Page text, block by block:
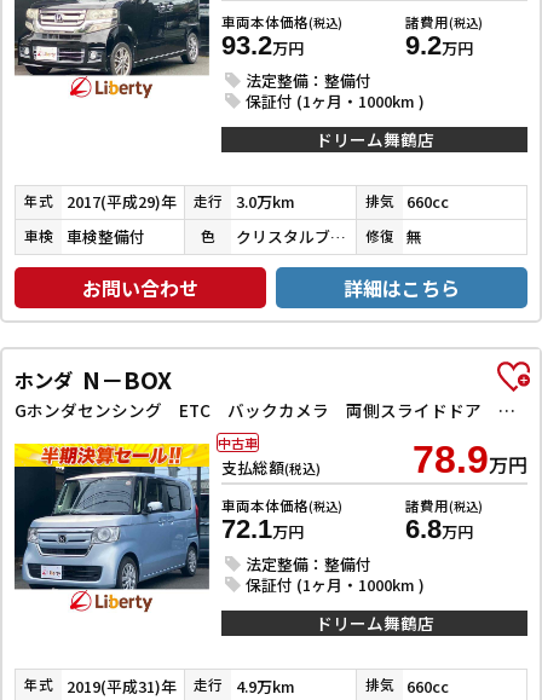
車両本体価格(税込)
93.2万円
諸費用(税込)
9.2万円
法定整備：整備付
保証付 (1ヶ月・1000km )
ドリーム舞鶴店
年式 2017(平成29)年 走行 3.0万km 排気 660cc
車検 車検整備付 色 クリスタルブラックパール 修復 無
お問い合わせ 詳細はこちら
ホンダ N－BOX
Gホンダセンシング ETC バックカメラ 両側スライドドア ナビ クリアランスソナー オートクルーズコントロール レーンアシスト 衝突被害軽減システム オートライト LEDヘッドランプ スマートキー
支払総額(税込) 78.9万円
車両本体価格(税込)
72.1万円
諸費用(税込)
6.8万円
法定整備：整備付
保証付 (1ヶ月・1000km )
中古車
ドリーム舞鶴店
年式 2019(平成31)年 走行 4.9万km 排気 660cc